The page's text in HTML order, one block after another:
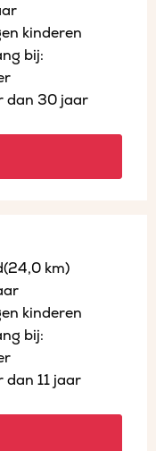
kinderen
bij:
dan 30 jaar
(24,0 km)
kinderen
bij:
dan 11 jaar